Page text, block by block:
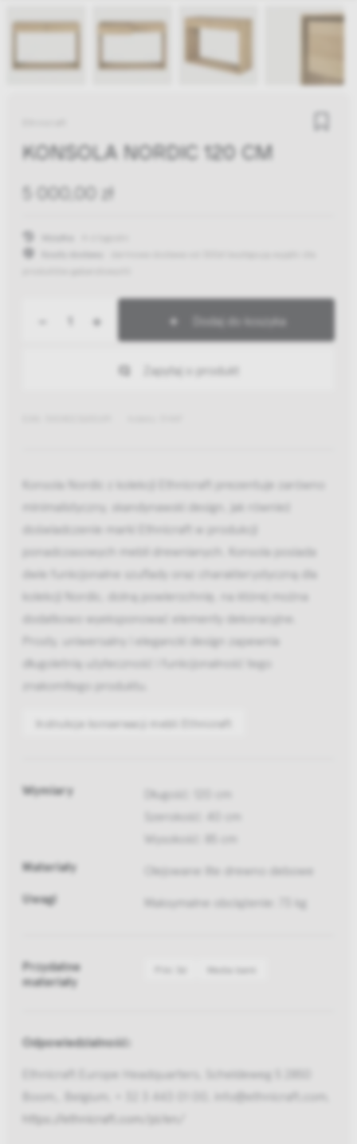
KONSOLA NORDIC 120 CM
5 000,00 zł
+ Dodaj do koszyka
Zapytaj o produkt
Konsola Nordic z kolekcji Ethnicraft prezentuje zarówno
minimalistyczny, skandynawski design, jak również
doświadczenie marki Ethnicraft w produkcji
ponadczasowych mebli drewnianych. Konsola posiada
dwie funkcjonalne szuflady oraz charakterystyczną dla
kolekcji Nordic, dolną powierzchnię, na której można
dodatkowo wyeksponować elementy dekoracyjne.
Prosty, uniwersalny i elegancki design zapewnia
długoletnią użyteczność i funkcjonalność tego
znakomitego produktu.
Instrukcje konserwacji mebli Ethnicraft
Wymiary
Długość: 120 cm
Szerokość: 40 cm
Wysokość: 85 cm
Materiały Olejowane lite drewno debowe
Uwagi Maksymalne obciążenie: 73 kg
Przydatne
materiały
Media bank
Odpowiedzialność:
Ethnicraft Europe Headquarters, Scheldeweg 5 2850
Boom,, Belgium, + 32 3 443 01 00, info@ethnicraft.com,
https://ethnicraft.com/pl/en/